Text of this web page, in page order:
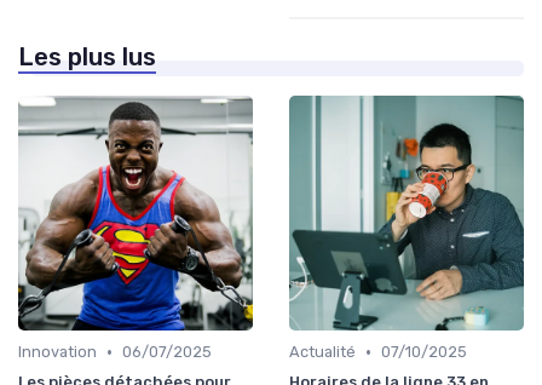
Les plus lus
Innovation • 06/07/2025
Actualité • 07/10/2025